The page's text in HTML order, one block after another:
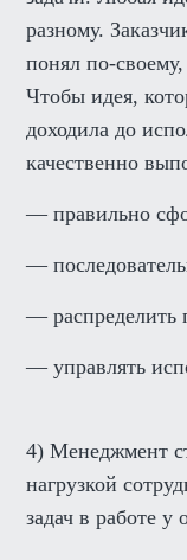
разному.
понял по-
Чтобы идея,
доходила до
качественно
— правильно
—
— распределить
— управлять
4) Менеджмент
нагрузкой
задач в работе у